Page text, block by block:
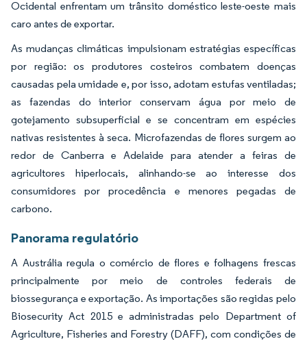
Ocidental enfrentam um trânsito doméstico leste-oeste mais
caro antes de exportar.
As mudanças climáticas impulsionam estratégias específicas
por região: os produtores costeiros combatem doenças
causadas pela umidade e, por isso, adotam estufas ventiladas;
as fazendas do interior conservam água por meio de
gotejamento subsuperficial e se concentram em espécies
nativas resistentes à seca. Microfazendas de flores surgem ao
redor de Canberra e Adelaide para atender a feiras de
agricultores hiperlocais, alinhando-se ao interesse dos
consumidores por procedência e menores pegadas de
carbono.
Panorama regulatório
A Austrália regula o comércio de flores e folhagens frescas
principalmente por meio de controles federais de
biossegurança e exportação. As importações são regidas pelo
Biosecurity Act 2015 e administradas pelo Department of
Agriculture, Fisheries and Forestry (DAFF), com condições de